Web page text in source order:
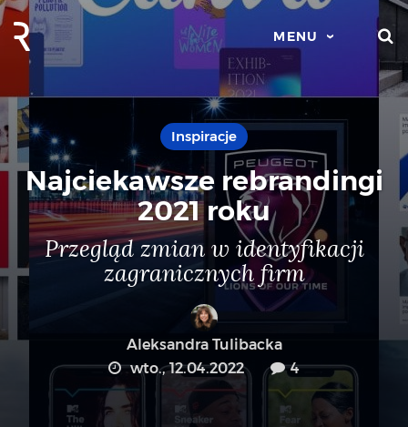
MENU
Inspiracje
Najciekawsze rebrandingi
2021 roku
Przegląd zmian w identyfikacji
zagranicznych firm
Aleksandra Tulibacka
wto., 12.04.2022
4